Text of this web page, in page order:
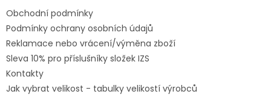
Obchodní podmínky
Podmínky ochrany osobních údajů
Reklamace nebo vrácení/výměna zboží
Sleva 10% pro příslušníky složek IZS
Kontakty
Jak vybrat velikost - tabulky velikostí výrobců